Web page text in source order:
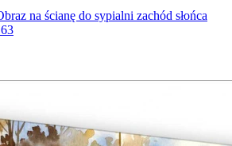
na ścianę do sypialni zachód słońca